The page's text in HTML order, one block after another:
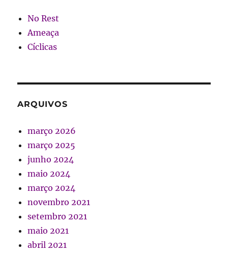
No Rest
Ameaça
Cíclicas
ARQUIVOS
março 2026
março 2025
junho 2024
maio 2024
março 2024
novembro 2021
setembro 2021
maio 2021
abril 2021